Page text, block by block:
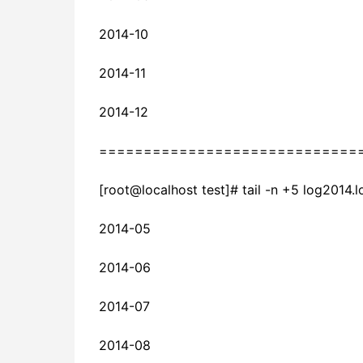
2014-10
2014-11
2014-12
[root@localhost test]# tail -n +5
2014-05
2014-06
2014-07
2014-08